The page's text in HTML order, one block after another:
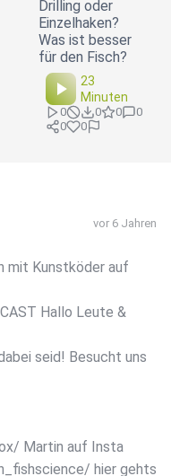
Drilling oder
Einzelhaken?
Was ist besser
für den Fisch?
23
Minuten
0 0 0
0
0
0
vor 6 Jahren
mit Kunstköder auf
Hallo Leute &
seid! Besucht uns
Martin auf Insta
hier gehts